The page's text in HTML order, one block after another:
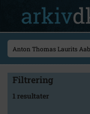
Filtrering
1 resultater